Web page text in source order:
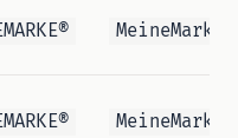
MeineMarke
MeineMarke